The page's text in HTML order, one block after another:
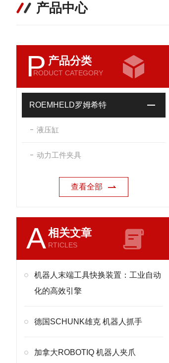
产品中心
P 产品分类
RODUCT CATEGORY
ROEMHELD罗姆希特
液压缸
动力工件夹具
查看全部
A相关文章
RTICLES
机器人末端工具快换装置：工业自动
化的高效引擎
德国SCHUNK雄克 机器人抓手
加拿大ROBOTIQ 机器人夹爪